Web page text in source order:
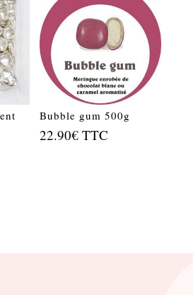
Bubble gum 500g
22.90€ TTC